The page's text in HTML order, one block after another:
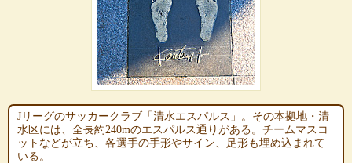
Jリーグのサッカークラブ「清水エスパルス」。その本拠地・清
水区には、全長約240mのエスパルス通りがある。チームマスコ
ットなどが立ち、各選手の手形やサイン、足形も埋め込まれて
いる。